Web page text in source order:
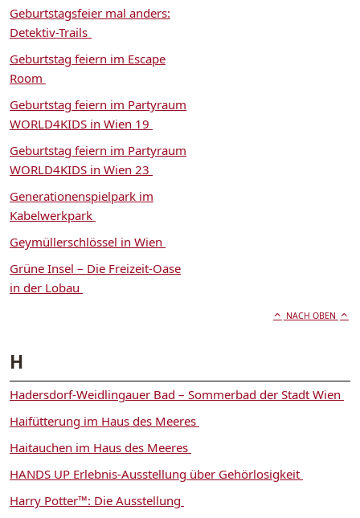
Geburtstagsfeier mal anders:
Detektiv-Trails
Geburtstag feiern im Escape
Room
Geburtstag feiern im Partyraum
WORLD4KIDS in Wien 19
Geburtstag feiern im Partyraum
WORLD4KIDS in Wien 23
Generationenspielpark im
Kabelwerkpark
Geymüllerschlössel in Wien
Grüne Insel – Die Freizeit-Oase
in der Lobau
NACH OBEN
H
Hadersdorf-Weidlingauer Bad – Sommerbad der Stadt Wien
Haifütterung im Haus des Meeres
Haitauchen im Haus des Meeres
HANDS UP Erlebnis-Ausstellung über Gehörlosigkeit
Harry Potter™: Die Ausstellung